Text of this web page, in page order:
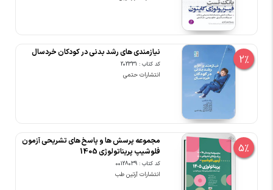
2%
نیازمندی های رشد بدنی در کودکان خردسال
کد کتاب : 202331
انتشارات حتمی
5%
مجموعه پرسش ها و پاسخ های تشریحی آزمون
فلوشیپ پریناتولوژی 1405
کد کتاب : 00128039
انتشارات آرتین طب